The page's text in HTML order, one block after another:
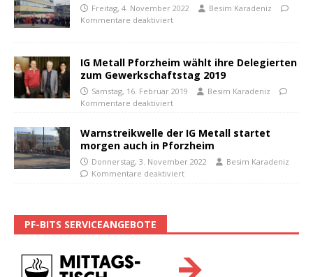
Freitag, 4. November 2022
Besim Karadeniz
Kommentare deaktiviert
IG Metall Pforzheim wählt ihre Delegierten
zum Gewerkschaftstag 2019
Samstag, 16. Februar 2019
Besim Karadeniz
Kommentare deaktiviert
Warnstreikwelle der IG Metall startet
morgen auch in Pforzheim
Donnerstag, 3. November 2022
Besim Karadeniz
Kommentare deaktiviert
PF-BITS SERVICEANGEBOTE